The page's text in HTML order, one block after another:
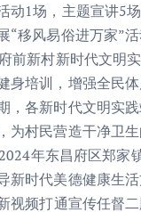
动1场，主题宣讲5
“移风易俗进万家”
前新村新时代文明
身培训，增强全民
，各新时代文明实
为村民营造干净卫
年东昌府区郑家
新时代美德健康生
视频打通宣传任督